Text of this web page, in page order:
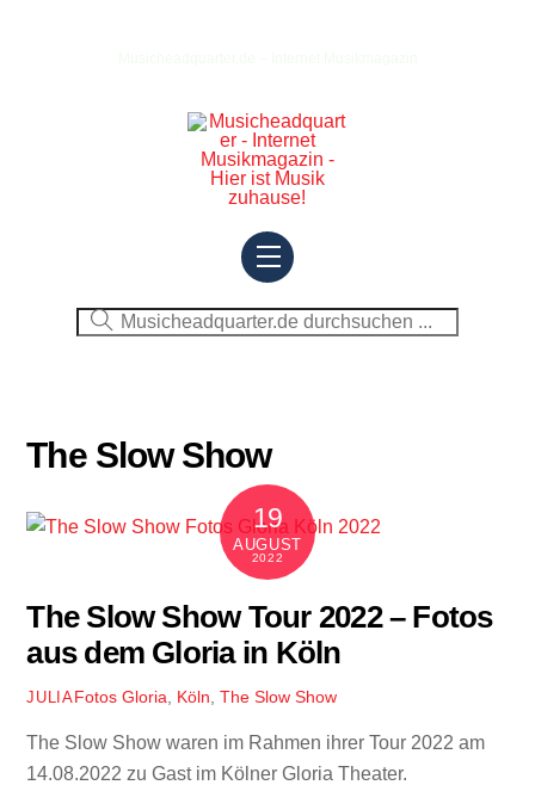
Menu
The Slow Show
19
AUGUST
2022
The Slow Show Tour 2022 – Fotos
aus dem Gloria in Köln
JULIAFotos Gloria Köln The Slow Show
The Slow Show waren im Rahmen ihrer Tour 2022 am
14.08.2022 zu Gast im Kölner Gloria Theater.